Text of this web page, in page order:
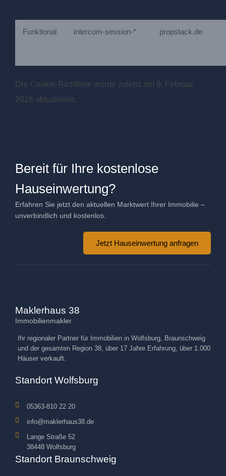
Funktional intercom-session-* propstack.de
Die Cookie-Richtlinie wurde zuletzt am 9. Februar
2026 aktualisiert.
Bereit für Ihre kostenlose
Hauseinwertung?
Erfahren Sie jetzt den aktuellen Marktwert Ihrer Immobilie –
unverbindlich und kostenlos.
Jetzt Hauseinwertung anfragen
Maklerhaus 38
Immobilienmakler
Ihr regionaler Partner für Immobilien in Wolfsburg, Braunschweig
und der gesamten Region 38, über 17 Jahre Erfahrung, über 1.000
Häuser verkauft.
Standort Wolfsburg
05363-810 22 20
info@maklerhaus38.de
Lange Straße 52
38448 Wolfsburg
Standort Braunschweig